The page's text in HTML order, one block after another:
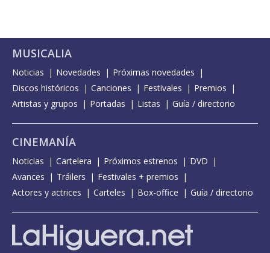
MUSICALIA
Noticias Novedades
Próximas novedades
Discos históricos
Canciones Festivales
Premios
Artistas y grupos
Portadas Listas Guía / directorio
CINEMANÍA
Noticias Cartelera Próximos estrenos
DVD
Avances
Tráilers
Festivales + premios
Actores y actrices
Carteles Box-office Guía / directorio